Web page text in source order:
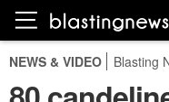
NEWS & VIDEO Blasting